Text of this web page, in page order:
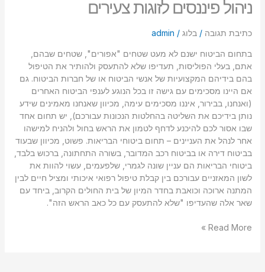
ניהול פיננסים לזוגות צעירים
כתיבת תגובה / בלוג/
admin
בתחום הביטוח ישנם לא מעט שטחים "אפורים", שטחים שבהם,
אתם, בעלי הפוליסות, תעדיפו שלא להתעסק ולהותיר את הטיפול
בהם בידיהם המקצועיות של אנשי הביטוח או של חברות הביטוח. גם
אם היינו מסכימים עם גישה זו בכל הנוגע לענפי הביטוח האחרים
(ואנחנו, בבירור, איננו מסכימים עימה, מכיוון שאנחנו מאמינים שידע
נותן בידיכם את השליטה בהחלטות הנכונות עבורכם), יש תחום אחד
שבו אסור לכם להיכנע לדחף לטמון את הראש בחול ולהניח למישהו
אחר לנהל את העניינים – תחום ביטוחי הבריאות. פשוט, מכיוון שבעוד
בביטוח דירה או בביטוח רכב המדובר, בשורה התחתונה, ברכוש בלבד,
ביטוחי הבריאות הם עניין שונה לגמרי, שלפעמים, עשוי להוות את
לשון המאזניים עבורכם בין קבלת טיפול רפואי איכותי ומציל חיים לבין
המתנה ארוכה וכואבת בחדר המיון של בית החולים הקרוב, ביחד עם
שאר אלה שהעדיפו "שלא להתעסק עם כל כאב הראש הזה".
Read More »